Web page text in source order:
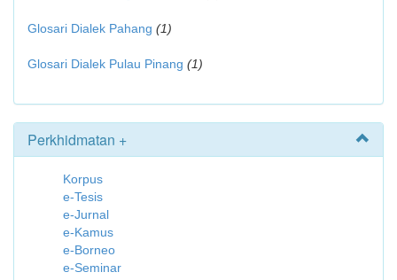
Glosari Dialek Pahang (1)
Glosari Dialek Pulau Pinang (1)
Perkhidmatan +
Korpus
e-Tesis
e-Jurnal
e-Kamus
e-Borneo
e-Seminar